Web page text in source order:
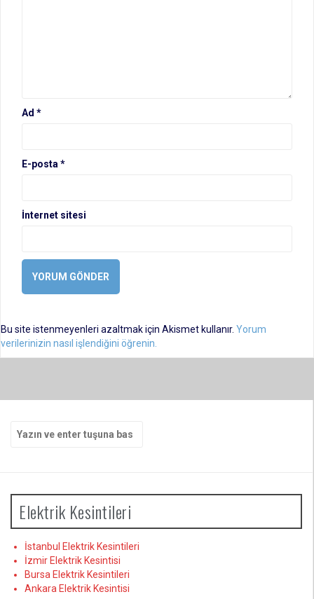
Ad *
E-posta *
İnternet sitesi
Bu site istenmeyenleri azaltmak için Akismet kullanır. Yorum
verilerinizin nasıl işlendiğini öğrenin.
yap:
Elektrik Kesintileri
İstanbul Elektrik Kesintileri
İzmir Elektrik Kesintisi
Bursa Elektrik Kesintileri
Ankara Elektrik Kesintisi